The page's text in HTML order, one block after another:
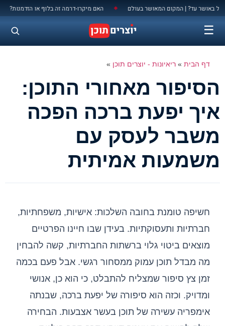
לתוכן תפסה ◆ האם מיקרו-דרמה זה בלוף או הזדמנות? ◆
☰
דף הבית » ריאיונות - יוצרים תוכן »
הסיפור מאחורי התוכן:
איך יפעת ברכה הפכה
משבר לעסק עם
משמעות אמיתית
חשיפה טומנת בחובה השלכות: אישיות, משפחתיות,
חברתיות ותעסוקתיות. בעידן שבו חיינו הפרטיים
מוצאים ביטוי גלוי ברשתות החברתיות, קשה להבחין
מה מבדל תוכן עמוק ממסחור רגשי. אבל פעם בכמה
זמן צץ סיפור שמצליח להתבלט, כי הוא כן, אנושי
ומדויק. וכזה הוא סיפורה של יפעת ברכה, שבנתה
אימפריה עשירה של תוכן בעשר אצבעות. הבחירה